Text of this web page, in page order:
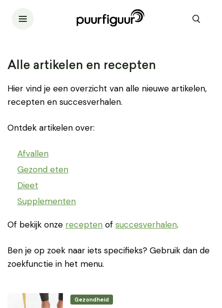
Alle artikelen en recepten
Hier vind je een overzicht van alle nieuwe artikelen,
recepten en succesverhalen.
Ontdek artikelen over:
Afvallen
Gezond eten
Dieet
Supplementen
Of bekijk onze recepten of succesverhalen.
Ben je op zoek naar iets specifieks? Gebruik dan de
zoekfunctie in het menu.
Gezondheid